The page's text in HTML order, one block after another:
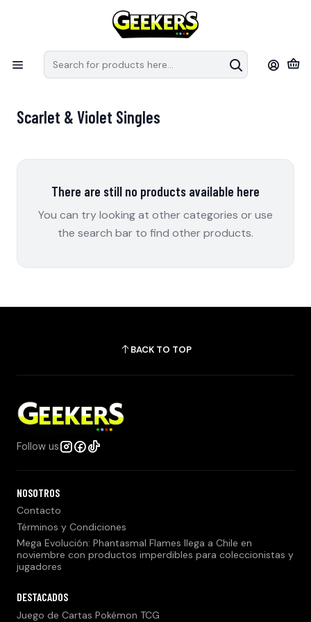
Recuerda que las preventas tiene fechas estimativas de arribo a
Chile, pueden modificar sus fechas de llegada por parte de los
Home Pokémon TCG
Pokemon TCG - Singles
Scarlet & Violet Singles
Scarlet & Violet Singles
There are still no products available here
You can try looking at other categories or use
the search bar to find other products.
BACK TO TOP
Follow us
NOSOTROS
Contacto
Términos y Condiciones
Mega Evolución: Phantasmal Flames llega a Chile en
noviembre con productos imperdibles para coleccionistas y
jugadores
DESTACADOS
Juego de Cartas Pokémon TCG